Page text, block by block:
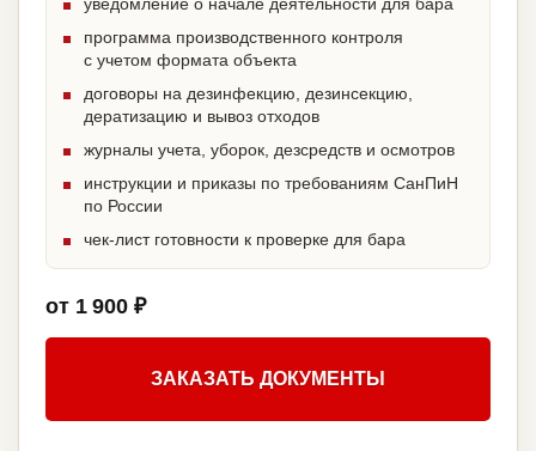
программа производственного контроля
с учетом формата объекта
договоры на дезинфекцию, дезинсекцию,
дератизацию и вывоз отходов
журналы учета, уборок, дезсредств и осмотров
инструкции и приказы по требованиям СанПиН
по России
чек-лист готовности к проверке для бара
от 1 900 ₽
ЗАКАЗАТЬ ДОКУМЕНТЫ